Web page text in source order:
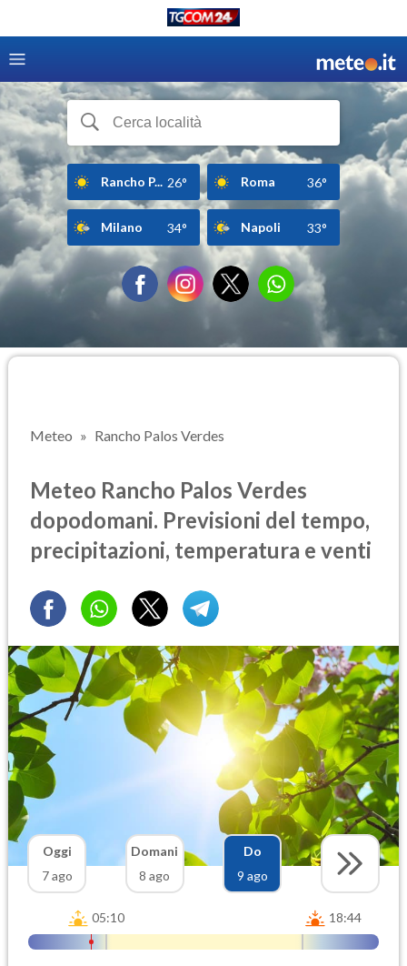
Rancho P... 26° Roma 36°
Milano 34° Napoli 33°
Meteo Rancho Palos Verdes
Meteo Rancho Palos Verdes
dopodomani. Previsioni del tempo,
precipitazioni, temperatura e venti
Oggi
7 ago
Domani
8 ago
Do
9 ago
05:10 18:44